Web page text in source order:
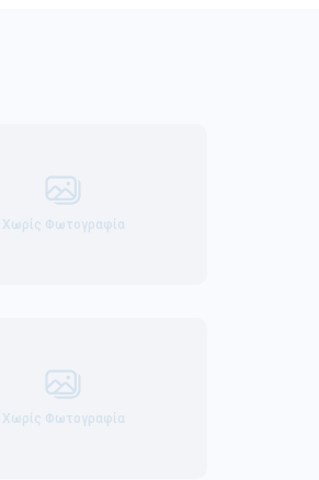
Χωρίς Φωτογραφία
Χωρίς Φωτογραφία